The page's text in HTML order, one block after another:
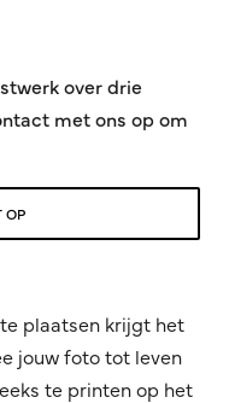
over drie
met ons op om
OP
plaatsen krijgt het
jouw foto tot leven
te printen op het